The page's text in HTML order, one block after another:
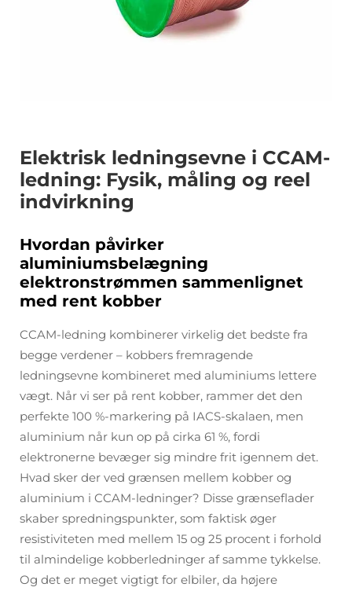
Elektrisk ledningsevne i CCAM-
ledning: Fysik, måling og reel
indvirkning
Hvordan påvirker
aluminiumsbelægning
elektronstrømmen sammenlignet
med rent kobber
CCAM-ledning kombinerer virkelig det bedste fra
begge verdener – kobbers fremragende
ledningsevne kombineret med aluminiums lettere
vægt. Når vi ser på rent kobber, rammer det den
perfekte 100 %-markering på IACS-skalaen, men
aluminium når kun op på cirka 61 %, fordi
elektronerne bevæger sig mindre frit igennem det.
Hvad sker der ved grænsen mellem kobber og
aluminium i CCAM-ledninger? Disse grænseflader
skaber spredningspunkter, som faktisk øger
resistiviteten med mellem 15 og 25 procent i forhold
til almindelige kobberledninger af samme tykkelse.
Og det er meget vigtigt for elbiler, da højere